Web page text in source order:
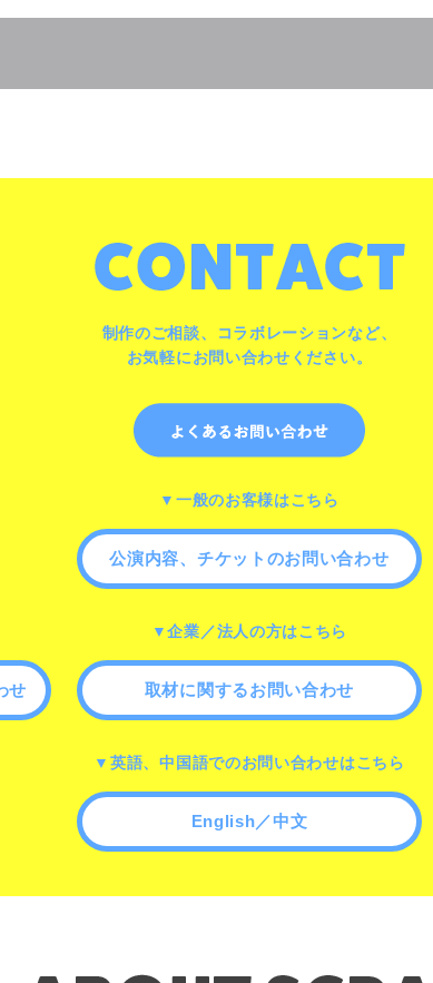
制作のご相談、コラボレーションなど、
お気軽にお問い合わせください。
▼一般のお客様はこちら
公演内容、チケットのお問い合わせ
▼企業／法人の方はこちら
せ 取材に関するお問い合わせ
▼英語、中国語でのお問い合わせはこちら
English／中文